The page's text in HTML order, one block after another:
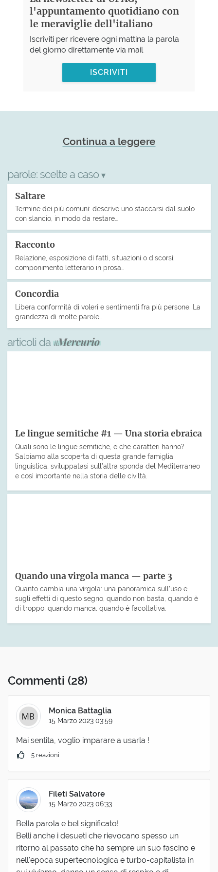
l'appuntamento quotidiano con
le meraviglie dell'italiano
Iscriviti per ricevere ogni mattina la parola
del giorno direttamente via mail
ISCRIVITI
Continua a leggere
parole: scelte a caso ▾
Saltare
Termine dei più comuni: descrive uno staccarsi dal suolo
con slancio, in modo da restare…
Racconto
Relazione, esposizione di fatti, situazioni o discorsi;
componimento letterario in prosa…
Concordia
Libera conformità di voleri e sentimenti fra più persone. La
grandezza di molte parole…
articoli da
Le lingue semitiche #1 — Una storia ebraica
Quali sono le lingue semitiche, e che caratteri hanno?
Salpiamo alla scoperta di questa grande famiglia
linguistica, sviluppatasi sull’altra sponda del Mediterraneo
e così importante nella storia delle civiltà.
Quando una virgola manca — parte 3
Quanto cambia una virgola: una panoramica sull’uso e
sugli effetti di questo segno, quando non basta, quando è
di troppo, quando manca, quando è facoltativa.
Commenti (28)
Monica Battaglia
15 Marzo 2023 03:59
Mai sentita, voglio imparare a usarla !
5 reazioni
Fileti Salvatore
15 Marzo 2023 06:33
Bella parola e bel significato!
Belli anche i desueti che rievocano spesso un
ritorno al passato che ha sempre un suo fascino e
nell'epoca supertecnologica e turbo-capitalista in